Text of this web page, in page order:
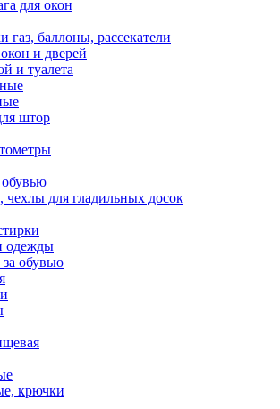
для окон
газ, баллоны, рассекатели
и дверей
и туалета
штор
чехлы для гладильных досок
одежды
обувью
крючки